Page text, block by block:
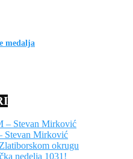
medalja
Stevan Mirković
Mirković
okrugu
nedelja 1031!